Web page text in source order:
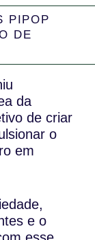
PIPOP
DE
da
de criar
o
em
e o